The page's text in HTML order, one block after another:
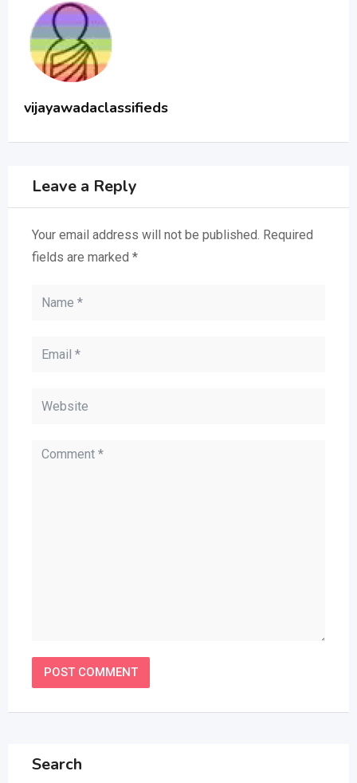
vijayawadaclassifieds
Leave a Reply
Your email address will not be published. Required
fields are marked *
Search